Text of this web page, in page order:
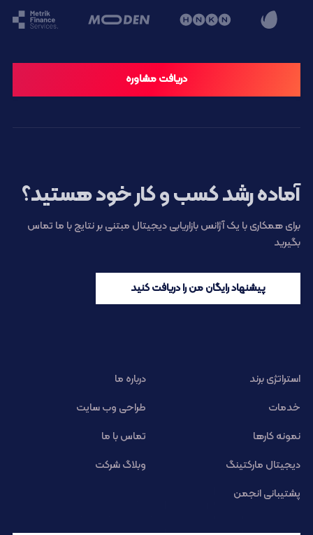
دریافت مشاوره
آماده رشد کسب و کار خود هستید؟
برای همکاری با یک آژانس بازاریابی دیجیتال مبتنی بر نتایج با ما تماس
بگیرید
پیشنهاد رایگان من را دریافت کنید
استراتژی برند
درباره ما
خدمات
طراحی وب سایت
نمونه کارها
تماس با ما
دیجیتال مارکتینگ
وبلاگ شرکت
پشتیبانی انجمن